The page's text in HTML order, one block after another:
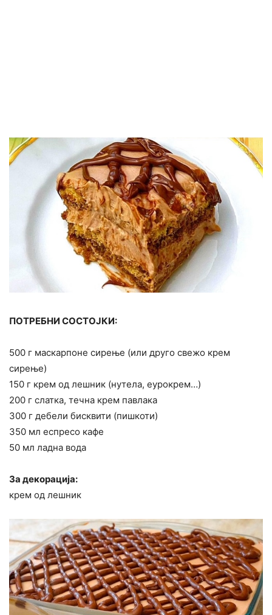
ПОТРЕБНИ СОСТОЈКИ:
500 г маскарпоне сирење (или друго свежо крем
сирење)
150 г крем од лешник (нутела, еурокрем…)
200 г слатка, течна крем павлака
300 г дебели бисквити (пишкоти)
350 мл еспресо кафе
50 мл ладна вода
За декорација:
крем од лешник